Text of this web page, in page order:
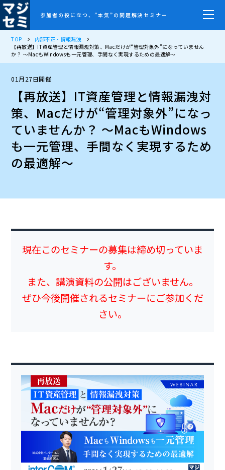
参加者の役に立つ、”本気”の問題解決セミナー
TOP
内部不正・情報漏洩
【再放送】IT資産管理と情報漏洩対策、Macだけが“管理対象外”になっていません
か？ 〜MacもWindowsも一元管理、手間なく実現するための最適解〜
01月27日開催
【再放送】IT資産管理と情報漏洩対
策、Macだけが“管理対象外”になっ
ていませんか？ 〜MacもWindows
も一元管理、手間なく実現するため
の最適解〜
現在このセミナーの募集は締め切っていま
す。
また、講演資料の公開はございません。
ぜひ今後開催されるセミナーにご参加くだ
さい。